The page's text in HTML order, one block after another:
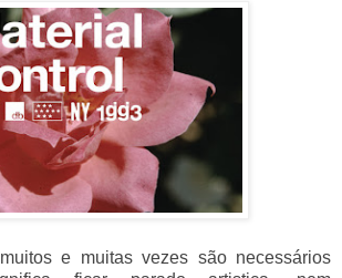
e muitas vezes são necessários